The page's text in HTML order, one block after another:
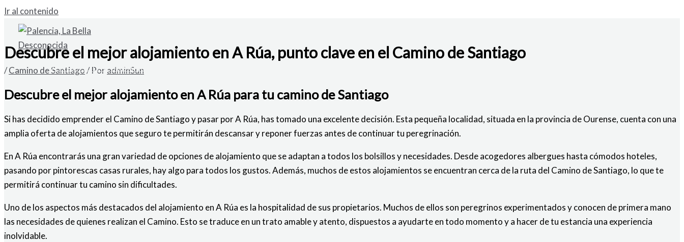
Ir al contenido
VENDO SOLAR URBANO EN CARDAÑO DE ABAJO
Descubre el mejor alojamiento en A Rúa, punto clave en el Camino de Santiago
/Camino de Santiago/ PoradminSun
Descubre el mejor alojamiento en A Rúa para tu camino de Santiago
Si has decidido emprender el Camino de Santiago y pasar por A Rúa, has tomado una excelente decisión. Esta pequeña localidad, situada en la provincia de Ourense, cuenta con una
amplia oferta de alojamientos que seguro te permitirán descansar y reponer fuerzas antes de continuar tu peregrinación.
En A Rúa encontrarás una gran variedad de opciones de alojamiento que se adaptan a todos los bolsillos y necesidades. Desde acogedores albergues hasta cómodos hoteles,
pasando por pintorescas casas rurales, hay algo para todos los gustos. Además, muchos de estos alojamientos se encuentran cerca de la ruta del Camino de Santiago, lo que te
permitirá continuar tu camino sin dificultades.
Uno de los aspectos más destacados del alojamiento en A Rúa es la hospitalidad de sus propietarios. Muchos de ellos son peregrinos experimentados y conocen de primera mano
las necesidades de quienes realizan el Camino. Esto se traduce en un trato amable y atento, dispuestos a ayudarte en todo momento y a hacer de tu estancia una experiencia
inolvidable.